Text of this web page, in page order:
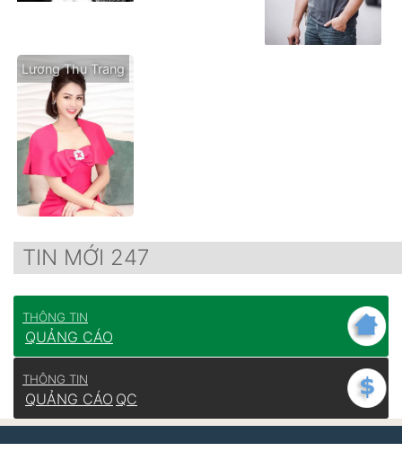
Lương Thu Trang
TIN MỚI 247
THÔNG TIN
QUẢNG CÁO
THÔNG TIN
QUẢNG CÁO QC